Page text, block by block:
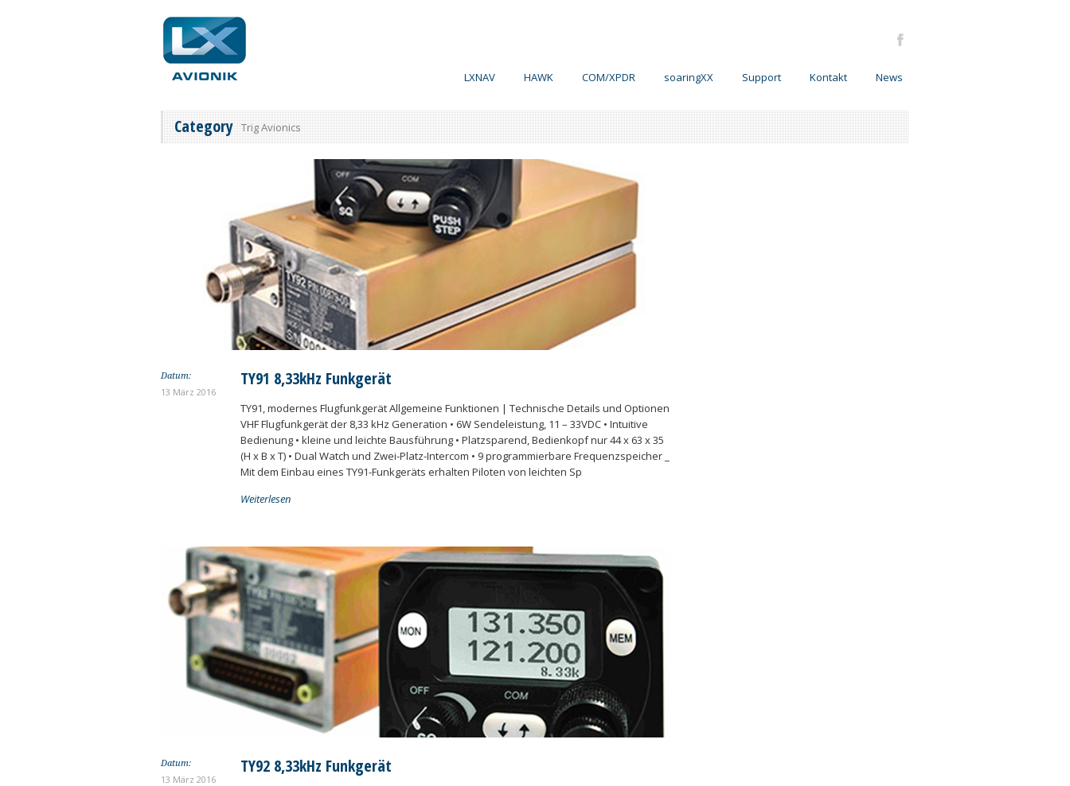
LXNAV HAWK COM/XPDR soaringXX Support Kontakt News
Category Trig Avionics
Datum:
13 März 2016
TY91 8,33kHz Funkgerät
TY91, modernes Flugfunkgerät Allgemeine Funktionen | Technische Details und Optionen
VHF Flugfunkgerät der 8,33 kHz Generation • 6W Sendeleistung, 11 – 33VDC • Intuitive
Bedienung • kleine und leichte Bausführung • Platzsparend, Bedienkopf nur 44 x 63 x 35
(H x B x T) • Dual Watch und Zwei-Platz-Intercom • 9 programmierbare Frequenzspeicher _
Mit dem Einbau eines TY91-Funkgeräts erhalten Piloten von leichten Sp
Weiterlesen
Datum:
13 März 2016
TY92 8,33kHz Funkgerät